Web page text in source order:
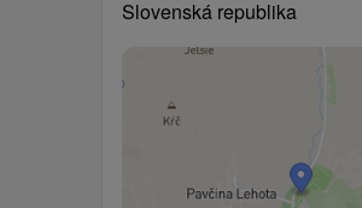
Slovenská republika